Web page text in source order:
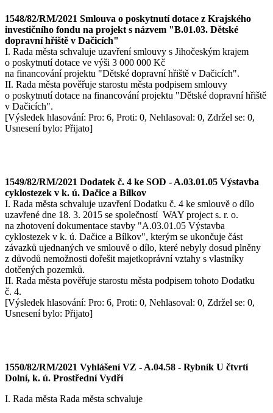
1548/82/RM/2021 Smlouva o poskytnutí dotace z Krajského
investičního fondu na projekt s názvem "B.01.03. Dětské
dopravní hřiště v Dačicích"
I. Rada města schvaluje uzavření smlouvy s Jihočeským krajem
o poskytnutí dotace ve výši 3 000 000 Kč
na financování projektu "Dětské dopravní hřiště v Dačicích".
II. Rada města pověřuje starostu města podpisem smlouvy
o poskytnutí dotace na financování projektu "Dětské dopravní hřiště
v Dačicích".
[Výsledek hlasování: Pro: 6, Proti: 0, Nehlasoval: 0, Zdržel se: 0,
Usnesení bylo: Přijato]
1549/82/RM/2021 Dodatek č. 4 ke SOD - A.03.01.05 Výstavba
cyklostezek v k. ú. Dačice a Bílkov
I. Rada města schvaluje uzavření Dodatku č. 4 ke smlouvě o dílo
uzavřené dne 18. 3. 2015 se společností WAY project s. r. o.
na zhotovení dokumentace stavby "A.03.01.05 Výstavba
cyklostezek v k. ú. Dačice a Bílkov", kterým se ukončuje část
závazků ujednaných ve smlouvě o dílo, které nebyly dosud plněny
z důvodů nemožnosti dořešit majetkoprávní vztahy s vlastníky
dotčených pozemků.
II. Rada města pověřuje starostu města podpisem tohoto Dodatku
č. 4.
[Výsledek hlasování: Pro: 6, Proti: 0, Nehlasoval: 0, Zdržel se: 0,
Usnesení bylo: Přijato]
1550/82/RM/2021 Vyhlášení VZ - A.04.58 - Rybník U čtvrtí
Dolní, k. ú. Prostřední Vydří
I. Rada města Rada města schvaluje